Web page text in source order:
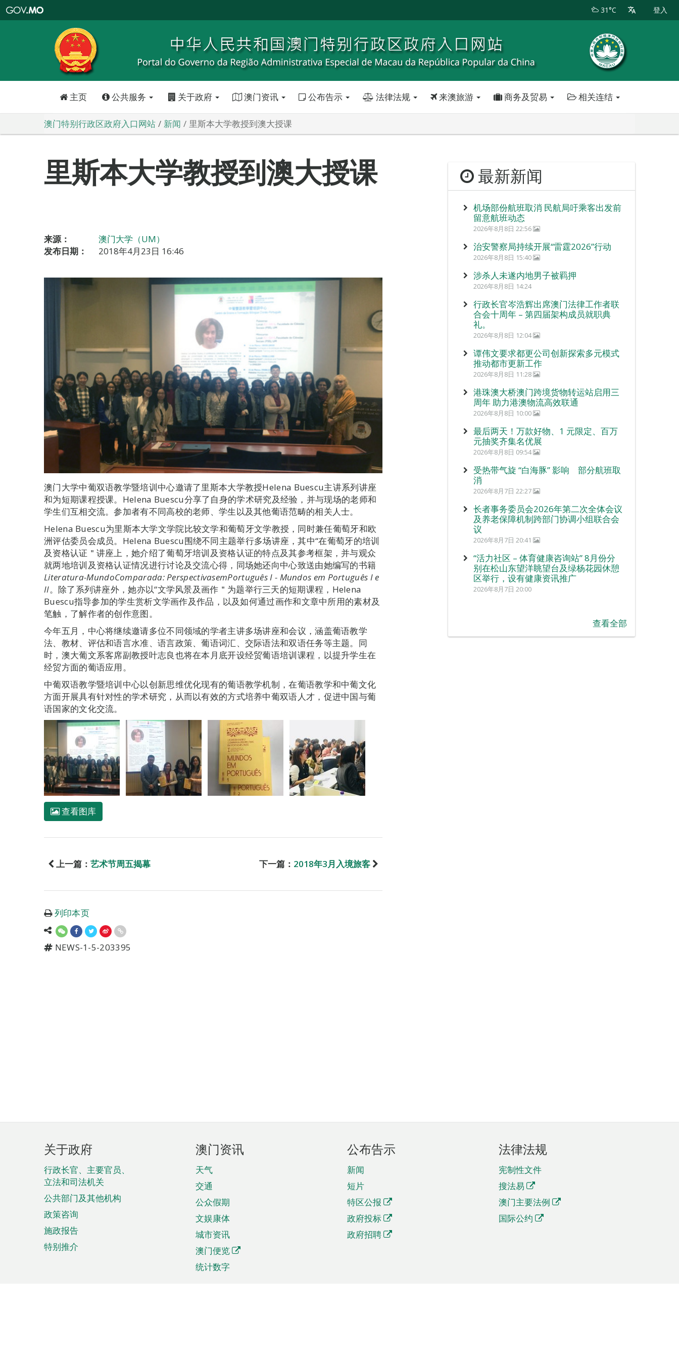
特
政
区
政
口
31°C 登入
主页 公共服务 关于政府 澳门资讯 公布告示 法律法规 来澳旅游 商务及贸易 相关连结
澳门特别行政区政府入口网站 新闻 里斯本大学教授到澳大授课
里斯本大学教授到澳大授课
来源：
澳门大学（UM）
发布日期：
2018年4月23日 16:46
澳门大学中葡双语教学暨培训中心邀请了里斯本大学教授Helena Buescu主讲系列讲座
和为短期课程授课。Helena Buescu分享了自身的学术研究及经验，并与现场的老师和
学生们互相交流。参加者有不同高校的老师、学生以及其他葡语范畴的相关人士。
Helena Buescu为里斯本大学文学院比较文学和葡萄牙文学教授，同时兼任葡萄牙和欧
洲评估委员会成员。Helena Buescu围绕不同主题举行多场讲座，其中“在葡萄牙的培训
及资格认证＂讲座上，她介绍了葡萄牙培训及资格认证的特点及其参考框架，并与观众
就两地培训及资格认证情况进行讨论及交流心得，同场她还向中心致送由她编写的书籍
Literatura-MundoComparada: PerspectivasemPortuguês I - Mundos em Português I e
II。除了系列讲座外，她亦以“文学风景及画作＂为题举行三天的短期课程，Helena
Buescu指导参加的学生赏析文学画作及作品，以及如何通过画作和文章中所用的素材及
笔触，了解作者的创作意图。
今年五月，中心将继续邀请多位不同领域的学者主讲多场讲座和会议，涵盖葡语教学
法、教材、评估和语言水准、语言政策、葡语词汇、交际语法和双语任务等主题。同
时，澳大葡文系客席副教授叶志良也将在本月底开设经贸葡语培训课程，以提升学生在
经贸方面的葡语应用。
中葡双语教学暨培训中心以创新思维优化现有的葡语教学机制，在葡语教学和中葡文化
方面开展具有针对性的学术研究，从而以有效的方式培养中葡双语人才，促进中国与葡
语国家的文化交流。
查看图库
上一篇： 艺术节周五揭幕 下一篇： 2018年3月入境旅客
列印本页
NEWS-1-5-203395
最新新闻
机场部份航班取消 民航局吁乘客出发前
留意航班动态
2026年8月8日 22:56
治安警察局持续开展“雷霆2026”行动
2026年8月8日 15:40
涉杀人未遂内地男子被羁押
2026年8月8日 14:24
行政长官岑浩辉出席澳门法律工作者联
合会十周年 – 第四届架构成员就职典
礼。
2026年8月8日 12:04
谭伟文要求都更公司创新探索多元模式
推动都市更新工作
2026年8月8日 11:28
港珠澳大桥澳门跨境货物转运站启用三
周年 助力港澳物流高效联通
2026年8月8日 10:00
最后两天！万款好物、1 元限定、百万
元抽奖齐集名优展
2026年8月8日 09:54
受热带气旋 “白海豚” 影响 部分航班取
消
2026年8月7日 22:27
长者事务委员会2026年第二次全体会议
及养老保障机制跨部门协调小组联合会
议
2026年8月7日 20:41
“活力社区 – 体育健康咨询站” 8月份分
别在松山东望洋眺望台及绿杨花园休憩
区举行，设有健康资讯推广
2026年8月7日 20:00
查看全部
页
脚
菜
单
关于政府
行政长官、主要官员、
立法和司法机关
公共部门及其他机构
政策咨询
施政报告
特别推介
澳门资讯
天气
交通
公众假期
文娱康体
城市资讯
澳门便览
统计数字
公布告示
新闻
短片
特区公报
政府投标
政府招聘
法律法规
宪制性文件
搜法易
澳门主要法例
国际公约